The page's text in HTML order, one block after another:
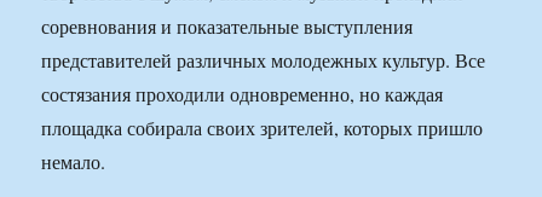
соревнования и показательные выступления
представителей различных молодежных культур. Все
состязания проходили одновременно, но каждая
площадка собирала своих зрителей, которых пришло
немало.